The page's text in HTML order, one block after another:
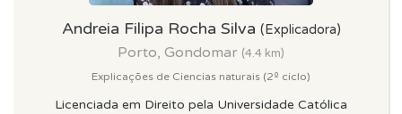
Andreia Filipa Rocha Silva (Explicadora)
Porto, Gondomar (4.4 km)
Explicações de Ciencias naturais (2º ciclo)
Licenciada em Direito pela Universidade Católica